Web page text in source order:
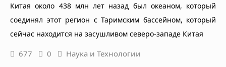
Китая около 438 млн лет назад был океаном, который
соединял этот регион с Таримским бассейном, который
сейчас находится на засушливом северо-западе Китая
677 0 Наука и Технологии